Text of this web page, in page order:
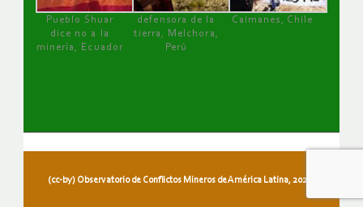
Pueblo Shuar
dice no a la
minería, Ecuador
defensora de la
tierra, Melchora,
Perú
Caimanes, Chile
(cc-by) Observatorio de Conflictos Mineros de América Latina, 2026